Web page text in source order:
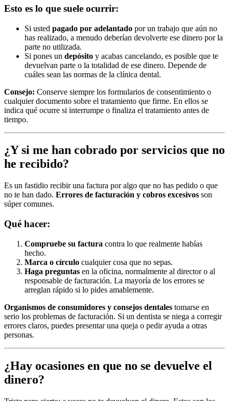
Esto es lo que suele ocurrir:
Si usted pagado por adelantado por un trabajo que aún no
has realizado, a menudo deberían devolverte ese dinero por la
parte no utilizada.
Si pones un depósito y acabas cancelando, es posible que te
devuelvan parte o la totalidad de ese dinero. Depende de
cuáles sean las normas de la clínica dental.
Consejo: Conserve siempre los formularios de consentimiento o
cualquier documento sobre el tratamiento que firme. En ellos se
indica qué ocurre si interrumpe o finaliza el tratamiento antes de
tiempo.
¿Y si me han cobrado por servicios que no
he recibido?
Es un fastidio recibir una factura por algo que no has pedido o que
no te han dado. Errores de facturación y cobros excesivos son
súper comunes.
Qué hacer:
Compruebe su factura contra lo que realmente habías
hecho.
Marca o círculo cualquier cosa que no sepas.
Haga preguntas en la oficina, normalmente al director o al
responsable de facturación. La mayoría de los errores se
arreglan rápido si lo pides amablemente.
Organismos de consumidores y consejos dentales tomarse en
serio los problemas de facturación. Si un dentista se niega a corregir
errores claros, puedes presentar una queja o pedir ayuda a otras
personas.
¿Hay ocasiones en que no se devuelve el
dinero?